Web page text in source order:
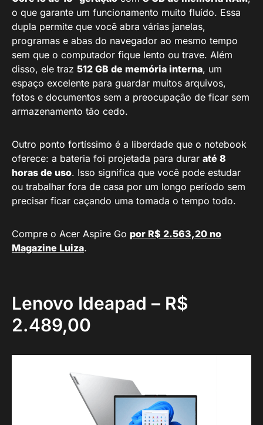
o que garante um funcionamento muito fluído. Essa
dupla permite que você abra várias janelas,
programas e abas do navegador ao mesmo tempo
sem que o computador fique lento ou trave. Além
disso, ele traz 512 GB de memória interna, um
espaço excelente para guardar muitos arquivos,
fotos e documentos sem a preocupação de ficar sem
armazenamento tão cedo.
Outro ponto fortíssimo é a liberdade que o notebook
oferece: a bateria foi projetada para durar até 8
horas de uso. Isso significa que você pode estudar
ou trabalhar fora de casa por um longo período sem
precisar ficar caçando uma tomada o tempo todo.
Compre o Acer Aspire Go por R$ 2.563,20 no
Magazine Luiza.
Lenovo Ideapad – R$
2.489,00